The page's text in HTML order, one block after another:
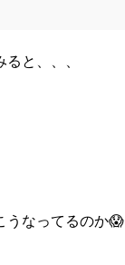
と、、、
うなってるのか😱